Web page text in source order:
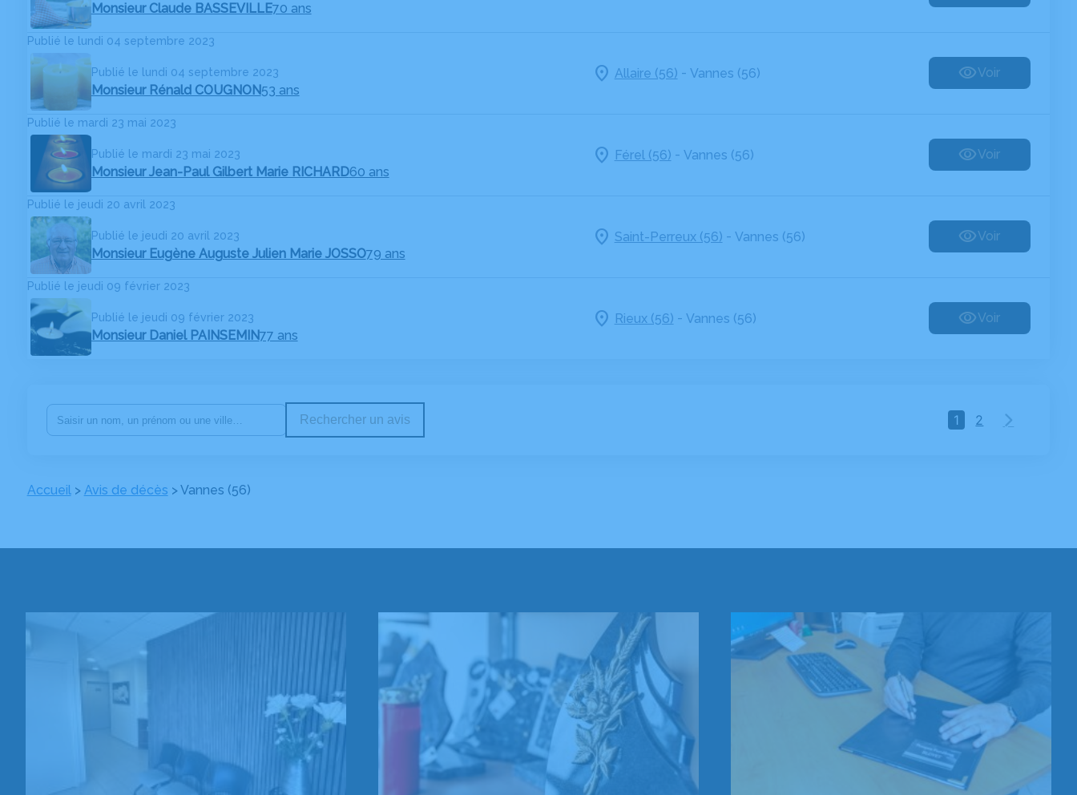
Monsieur Claude BASSEVILLE70 ans
Publié le lundi 04 septembre 2023
Publié le lundi 04 septembre 2023
Monsieur Rénald COUGNON53 ans
Allaire (56) - Vannes (56) Voir
Publié le mardi 23 mai 2023
Publié le mardi 23 mai 2023
Monsieur Jean-Paul Gilbert Marie RICHARD60 ans
Férel (56) - Vannes (56) Voir
Publié le jeudi 20 avril 2023
Publié le jeudi 20 avril 2023
Monsieur Eugène Auguste Julien Marie JOSSO79 ans
Saint-Perreux (56) - Vannes (56) Voir
Publié le jeudi 09 février 2023
Publié le jeudi 09 février 2023
Monsieur Daniel PAINSEMIN77 ans
Rieux (56) - Vannes (56) Voir
Rechercher un avis 1 2
Accueil> Avis de décès >Vannes (56)